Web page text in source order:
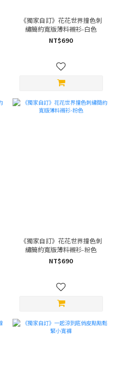
《獨家自訂》花花世界撞色刺
繡簡約寬版薄料襯衫-白色
NT$690
《獨家自訂》花花世界撞色刺
繡簡約寬版薄料襯衫-粉色
NT$690